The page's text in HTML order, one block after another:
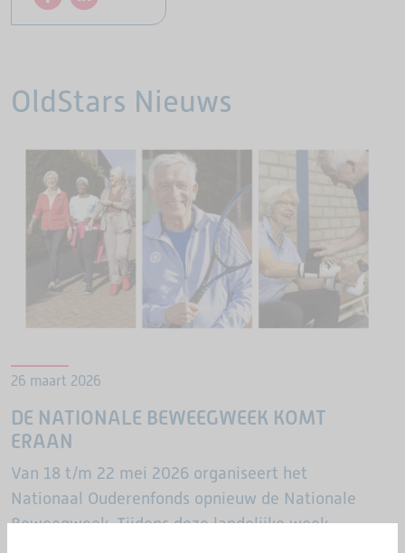
OldStars Nieuws
26 maart 2026
DE NATIONALE BEWEEGWEEK KOMT
ERAAN
Van 18 t/m 22 mei 2026 organiseert het
Nationaal Ouderenfonds opnieuw de Nationale
Beweegweek. Tijdens deze landelijke week